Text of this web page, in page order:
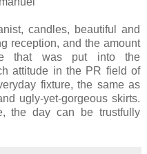
candles, beautiful and
reception, and the amount
that was put into the
attitude in the PR field of
fixture, the same as
ugly-yet-gorgeous skirts.
the day can be trustfully